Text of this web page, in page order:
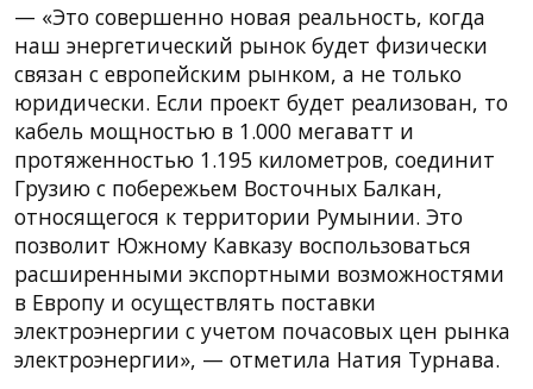
— «Это совершенно новая реальность, когда
наш энергетический рынок будет физически
связан с европейским рынком, а не только
юридически. Если проект будет реализован, то
кабель мощностью в 1.000 мегаватт и
протяженностью 1.195 километров, соединит
Грузию с побережьем Восточных Балкан,
относящегося к территории Румынии. Это
позволит Южному Кавказу воспользоваться
расширенными экспортными возможностями
в Европу и осуществлять поставки
электроэнергии с учетом почасовых цен рынка
электроэнергии», — отметила Натия Турнава.